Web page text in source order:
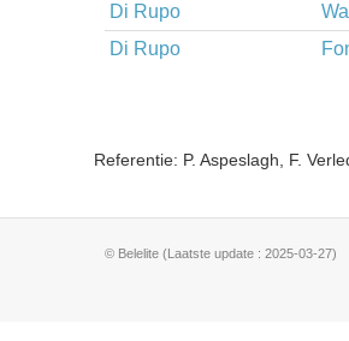
Di Rupo
Di Rupo
Referentie: P. Aspeslagh, F.
© Belelite (Laatste update : 2025-03-27)